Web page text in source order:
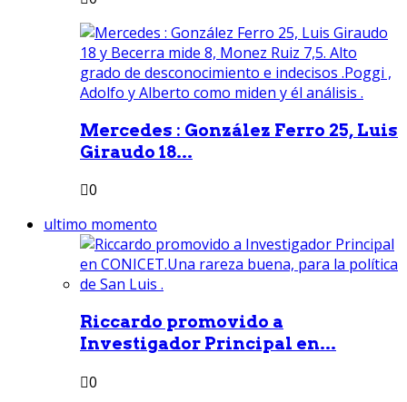
Mercedes : González Ferro 25, Luis
Giraudo 18...
0
ultimo momento
Riccardo promovido a
Investigador Principal en...
0